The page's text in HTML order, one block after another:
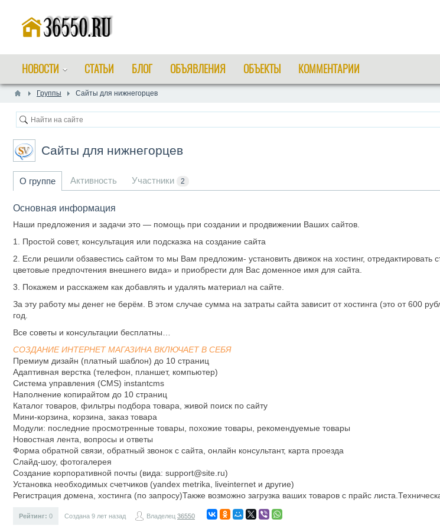
НОВОСТИ СТАТЬИ БЛОГ ОБЪЯВЛЕНИЯ ОБЪЕКТЫ КОММЕНТАРИИ
Группы Сайты для нижнегорцев
Сайты для нижнегорцев
О группе Активность Участники 2
Основная информация
Наши предложения и задачи это — помощь при создании и продвижении Ваших сайтов.
1. Простой совет, консультация или подсказка на создание сайта
2. Если решили обзавестись сайтом то мы Вам предложим- установить движок на хостинг,
цветовые предпочтения внешнего вида» и приобрести для Вас доменное имя для сайта.
3. Покажем и расскажем как добавлять и удалять материал на сайте.
За эту работу мы денег не берём. В этом случае сумма на затраты сайта зависит от хостинга (это от 600
год.
Все советы и консультации бесплатны…
СОЗДАНИЕ ИНТЕРНЕТ МАГАЗИНА ВКЛЮЧАЕТ В СЕБЯ
Премиум дизайн (платный шаблон) до 10 страниц
Адаптивная верстка (телефон, планшет, компьютер)
Система управления (CMS) instantcms
Наполнение копирайтом до 10 страниц
Каталог товаров, фильтры подбора товара, живой поиск по сайту
Мини-корзина, корзина, заказ товара
Модули: последние просмотренные товары, похожие товары, рекомендуемые товары
Новостная лента, вопросы и ответы
Форма обратной связи, обратный звонок с сайта, онлайн консультант, карта проезда
Слайд-шоу, фотогалерея
Создание корпоративной почты (вида: support@site.ru)
Установка необходимых счетчиков (yandex metrika, liveinternet и другие)
Регистрация домена, хостинга (по запросу)Также возможно загрузка ваших товаров с прайс
Рейтинг: 0 Создана 9 лет назад Владелец 36550